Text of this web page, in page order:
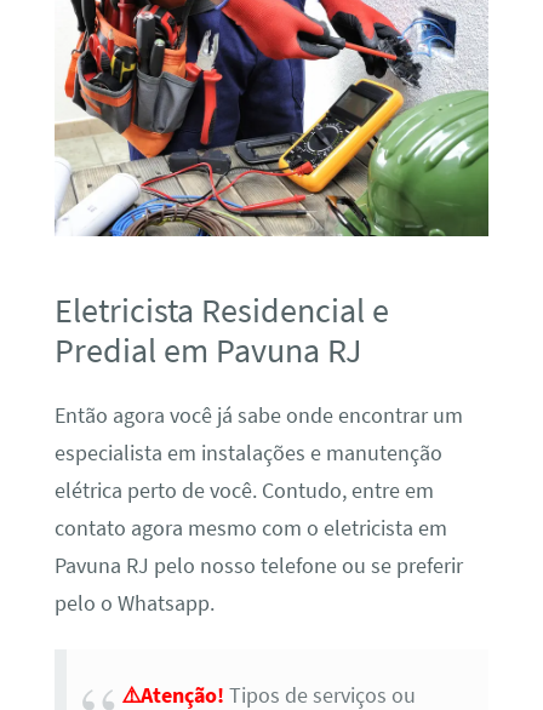
Eletricista Residencial e
Predial em Pavuna RJ
Então agora você já sabe onde encontrar um
especialista em instalações e manutenção
elétrica perto de você. Contudo, entre em
contato agora mesmo com o eletricista em
Pavuna RJ pelo nosso telefone ou se preferir
pelo o Whatsapp.
⚠️Atenção! Tipos de serviços ou